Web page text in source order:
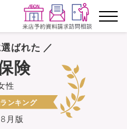
探す
す
ばれた ／
月版
性
険
ンキング